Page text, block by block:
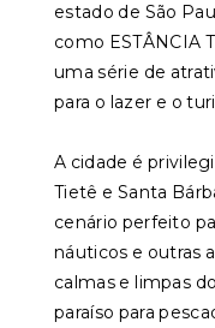
estado de São
como ESTÂNCIA
uma série de
para o lazer e o
A cidade é
Tietê e Santa
cenário perfeito
náuticos e outras
calmas e limpas
paraíso para